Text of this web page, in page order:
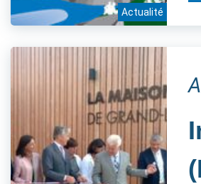
Actualité